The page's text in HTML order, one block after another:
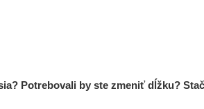
Potrebovali by ste zmeniť dĺžku?